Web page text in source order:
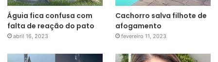
Águia fica confusa com
falta de reação do pato
abril 16, 2023
Cachorro salva filhote de
afogamento
fevereiro 11, 2023